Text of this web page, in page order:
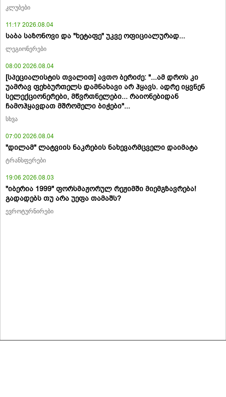
კლუბები
11:17 2026.08.04
საბა საზონოვი და "ხეტაფე" უკვე ოფიციალურად...
ლეგიონერები
08:00 2026.08.04
[სპეციალისტის თვალით] ავთო ბერიძე: "...ამ დროს კი
უამრავ ფეხბურთელს დამნახავი არ ჰყავს. ადრე იყვნენ
სელექციონერები, მწვრთნელები... რაიონებიდან
ჩამოჰყავდათ მშრომელი ბიჭები"...
სხვა
07:00 2026.08.04
"დილამ" ლატვიის ნაკრების ნახევარმცველი დაიმატა
ტრანსფერები
19:06 2026.08.03
"იბერია 1999" ფორსმაჟორულ რეჟიმში მიემგზავრება!
გადადებს თუ არა უეფა თამაშს?
ევროტურნირები